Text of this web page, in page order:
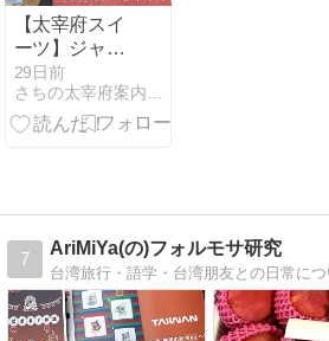
【太宰府スイ
ーツ】ジャン
ドゥの夏限定
「ももの夏か
ご」を実食！
29日前
さちの太宰府案内 | 福岡県太宰府市の観光やカフェを紹介
7
AriMiYa(の)フォルモサ研究